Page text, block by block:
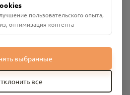
пользовательского опыта,
оптимизация контента
выбранные
все